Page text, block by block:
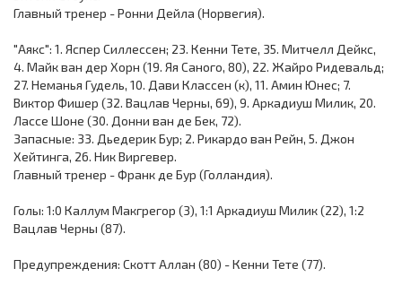
Главный тренер - Ронни Дейла (Норвегия).
"Аякс": 1. Яспер Силлессен; 23. Кенни Тете, 35. Митчелл Дейкс,
4. Майк ван дер Хорн (19. Яя Саного, 80), 22. Жайро Ридевальд;
27. Неманья Гудель, 10. Дави Классен (к), 11. Амин Юнес; 7.
Виктор Фишер (32. Вацлав Черны, 69), 9. Аркадиуш Милик, 20.
Лассе Шоне (30. Донни ван де Бек, 72).
Запасные: 33. Дьедерик Бур; 2. Рикардо ван Рейн, 5. Джон
Хейтинга, 26. Ник Виргевер.
Главный тренер - Франк де Бур (Голландия).
Голы: 1:0 Каллум Макгрегор (3), 1:1 Аркадиуш Милик (22), 1:2
Вацлав Черны (87).
Предупреждения: Скотт Аллан (80) - Кенни Тете (77).